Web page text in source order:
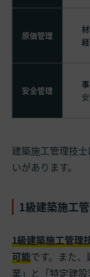
原価管理
安全管理
建築施工管理技士
いがあります。
1級建築施工
1級建築施工管理
可能です。また
業」と「特定建